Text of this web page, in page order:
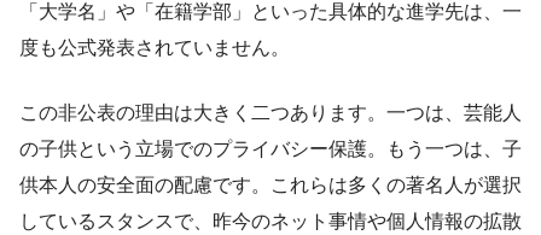
「大学名」や「在籍学部」といった具体的な進学先は、一
度も公式発表されていません。
この非公表の理由は大きく二つあります。一つは、芸能人
の子供という立場でのプライバシー保護。もう一つは、子
供本人の安全面の配慮です。これらは多くの著名人が選択
しているスタンスで、昨今のネット事情や個人情報の拡散